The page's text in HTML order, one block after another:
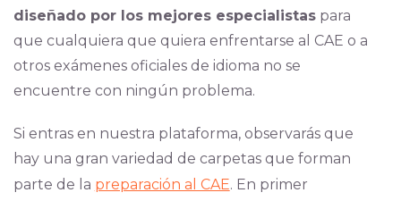
diseñado por los mejores especialistaspara
que cualquiera que quiera enfrentarse al CAE o a
otros exámenes oficiales de idioma no se
encuentre con ningún problema.
Si entras en nuestra plataforma, observarás que
hay una gran variedad de carpetas que forman
parte de la preparación al CAE. En primer